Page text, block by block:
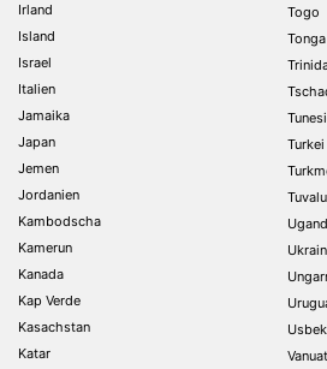
Irland
Island
Israel
Italien
Jamaika
Japan
Jemen
Jordanien
Kambodscha
Kamerun
Kanada
Kap Verde
Kasachstan
Katar
Togo
Tonga
Turkei
Tuvalu